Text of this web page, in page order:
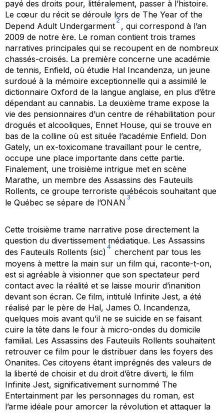
payé des droits pour, littéralement, passer à l’histoire.
Le cœur du récit se déroule lors de The Year of the
Depend Adult Undergarment
2
, qui correspond à l’an
2009 de notre ère. Le roman contient trois trames
narratives principales qui se recoupent en de nombreux
chassés-croisés. La première concerne une académie
de tennis, Enfield, où étudie Hal Incandenza, un jeune
surdoué à la mémoire exceptionnelle qui a assimilé le
dictionnaire Oxford de la langue anglaise, en plus d’être
dépendant au cannabis. La deuxième trame expose la
vie des pensionnaires d’un centre de réhabilitation pour
drogués et alcooliques, Ennet House, qui se trouve en
bas de la colline où est située l’académie Enfield. Don
Gately, un ex-toxicomane travaillant pour le centre,
occupe une place importante dans cette partie.
Finalement, une troisième intrigue met en scène
Marathe, un membre des Assassins des Fauteuils
Rollents, ce groupe terroriste québécois souhaitant que
le Québec se sépare de l’ONAN
3
Cette troisième trame narrative pose directement la
question du divertissement médiatique. Les Assassins
des Fauteuils Rollents (sic)
4
cherchent par tous les
moyens à mettre la main sur un film qui, raconte-t-on,
est si agréable à visionner que son spectateur perd
contact avec la réalité et se laisse mourir d’inanition
devant son écran. Ce film, intitulé Infinite Jest, a été
réalisé par le père de Hal, James O. Incandenza,
quelques mois avant qu’il ne se suicide en se faisant
cuire la tête dans le four à micro-ondes du domicile
familial. Les Assassins des Fauteuils Rollents souhaitent
retrouver ce film pour le distribuer dans les foyers des
Onanites. Ces citoyens étant imprégnés des valeurs de
la liberté de choisir et du droit d’être diverti, le film
Infinite Jest, significativement surnommé The
Entertainment par les personnages du roman, est
l’arme idéale pour amorcer la révolution et attaquer la